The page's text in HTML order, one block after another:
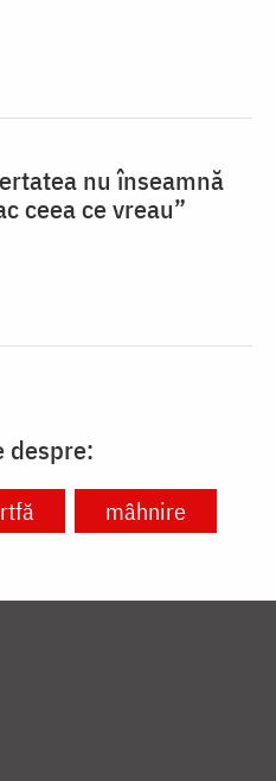
nu înseamnă
ceea ce vreau”
despre:
mâhnire